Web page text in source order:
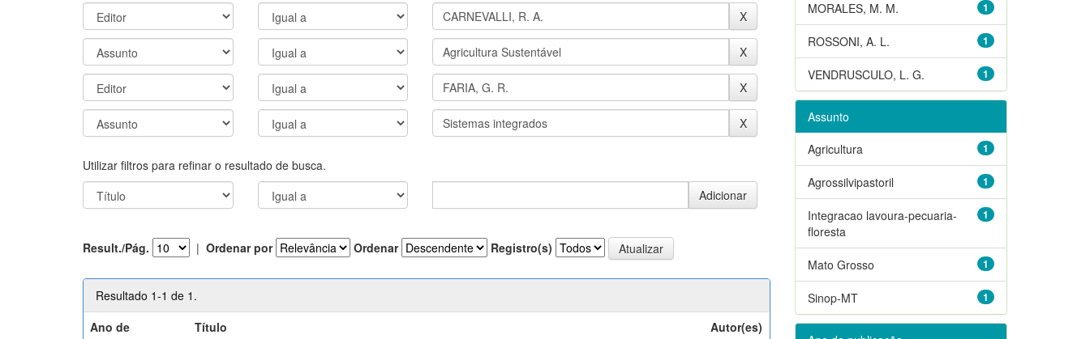
Utilizar filtros para refinar o resultado de busca.
Result./Pág. | Ordenar por Ordenar Registro(s)
Resultado 1-1 de 1.
Ano de
Título Autor(es)
1
MORALES, M. M.
1
ROSSONI, A. L.
1
VENDRUSCULO, L. G.
Assunto
1
Agricultura
1
Agrossilvipastoril
1
Integracao lavoura-pecuaria-
floresta
1
Mato Grosso
1
Sinop-MT